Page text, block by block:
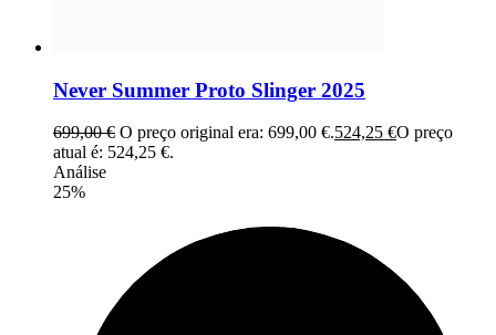
Never Summer Proto Slinger 2025
699,00€ O preço original era: 699,00 €.524,25 €O preço
atual é: 524,25 €.
Análise
25%